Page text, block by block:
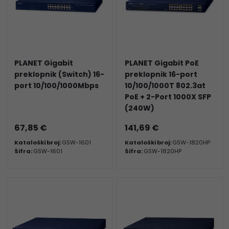
PLANET Gigabit
preklopnik (Switch) 16-
port 10/100/1000Mbps
67,85 €
Kataloški broj:GSW-1601
Šifra:GSW-1601
PLANET Gigabit PoE
preklopnik 16-port
10/100/1000T 802.3at
PoE + 2-Port 1000X SFP
(240W)
141,69 €
Kataloški broj:GSW-1820HP
Šifra:GSW-1820HP